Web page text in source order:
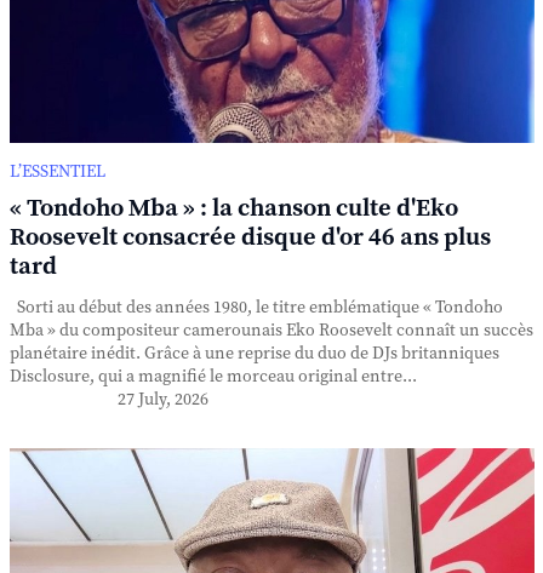
L’ESSENTIEL
« Tondoho Mba » : la chanson culte d'Eko
Roosevelt consacrée disque d'or 46 ans plus
tard
Sorti au début des années 1980, le titre emblématique « Tondoho
Mba » du compositeur camerounais Eko Roosevelt connaît un succès
planétaire inédit. Grâce à une reprise du duo de DJs britanniques
Disclosure, qui a magnifié le morceau original entre...
27 July, 2026